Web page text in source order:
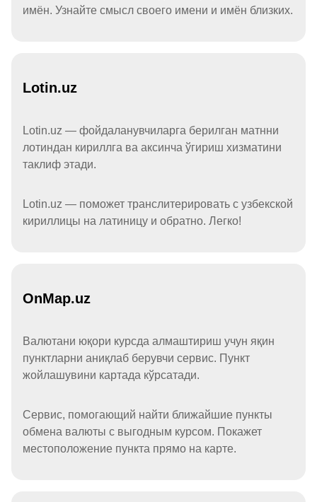
имён. Узнайте смысл своего имени и имён близких.
Lotin.uz
Lotin.uz — фойдаланувчиларга берилган матнни
лотиндан кириллга ва аксинча ўгириш хизматини
таклиф этади.
Lotin.uz — поможет транслитерировать с узбекской
кириллицы на латиницу и обратно. Легко!
OnMap.uz
Валютани юқори курсда алмаштириш учун яқин
пунктларни аниқлаб берувчи сервис. Пункт
жойлашувини картада кўрсатади.
Сервис, помогающий найти ближайшие пункты
обмена валюты с выгодным курсом. Покажет
местоположение пункта прямо на карте.